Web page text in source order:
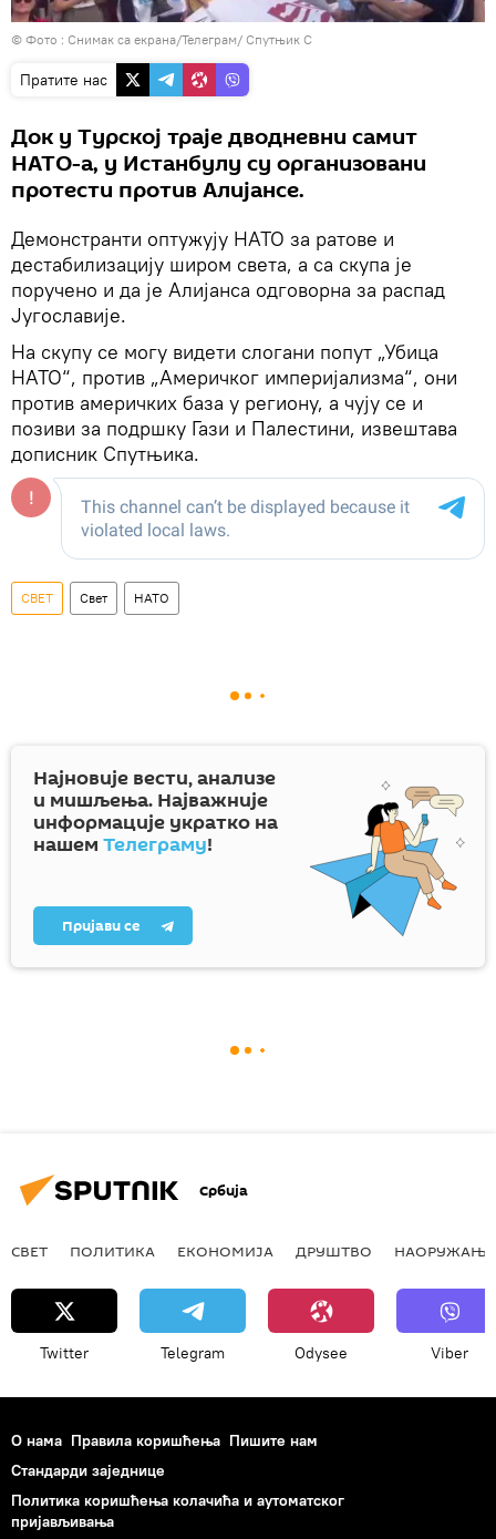
© Фото : Снимак са екрана/Телеграм/ Спутњик С
Пратите нас
Док у Турској траје дводневни самит
НАТО-а, у Истанбулу су организовани
протести против Алијансе.
Демонстранти оптужују НАТО за ратове и
дестабилизацију широм света, а са скупа је
поручено и да је Алијанса одговорна за распад
Југославије.
На скупу се могу видети слогани попут „Убица
НАТО“, против „Америчког империјализма“, они
против америчких база у региону, а чују се и
позиви за подршку Гази и Палестини, извештава
дописник Спутњика.
СВЕТ Свет НАТО
Најновије вести, анализе
и мишљења. Најважније
информације укратко на
нашем Телеграму!
Пријави се
Србија
СВЕТ ПОЛИТИКА ЕКОНОМИЈА ДРУШТВО НАОРУЖАЊЕ
Twitter Telegram Odysee Viber
О нама Правила коришћења Пишите нам
Стандарди заједнице
Политика коришћења колачића и аутоматског
пријављивања